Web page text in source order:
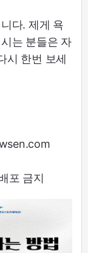
다. 제게 욕
는 분들은 자
시 한번 보세
포 금지